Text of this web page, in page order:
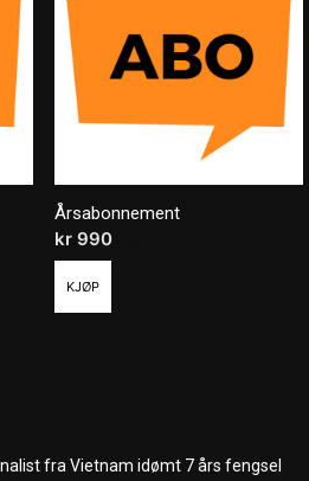
Årsabonnement
kr990
KJØP
fra Vietnam idømt 7 års fengsel